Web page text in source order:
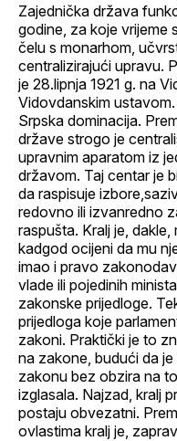
Zajednička država
godine, za koje vrijeme
čelu s monarhom,
centralizirajući upravu.
je 28.lipnja 1921 g. na
Vidovdanskim
Srpska dominacija.
države strogo je
upravnim aparatom iz
državom. Taj centar je
da raspisuje
redovno ili izvanredno
raspušta. Kralj je,
kadgod ocijeni da mu
imao i pravo
vlade ili pojedinih
zakonske prijedloge.
prijedloga koje
zakoni. Praktički je to
na zakone, budući da
zakonu bez obzira na
izglasala. Najzad, kralj
postaju obvezatni.
ovlastima kralj je,